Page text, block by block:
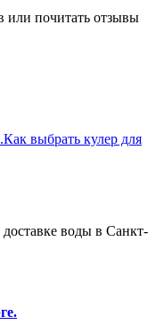
или почитать отзывы
Как выбрать кулер для
воды в Санкт-